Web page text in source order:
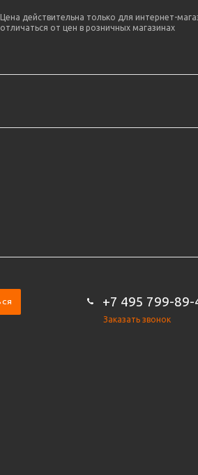
Цена действительна только для интернет-
отличаться от цен в розничных магазинах
+7 495 799-89-
Заказать звонок